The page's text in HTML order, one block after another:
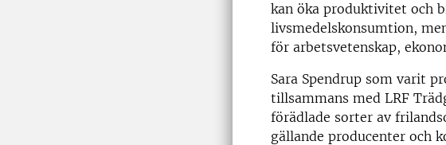
kan öka produktivitet och
livsmedelskonsumtion,
för arbetsvetenskap,
Sara Spendrup som varit
tillsammans med LRF
förädlade sorter av
gällande producenter och